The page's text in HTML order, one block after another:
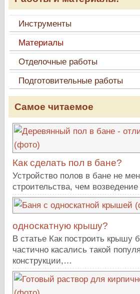
Инструменты
Материалы
Отделочные работы
Подготовительные работы
Самое читаемое
Как сделать пол в бане?
Устройство полов в бане не
строительства, чем
односкатную крышу?
В статье Как построить крышу
частично касались такой
конструкции,…